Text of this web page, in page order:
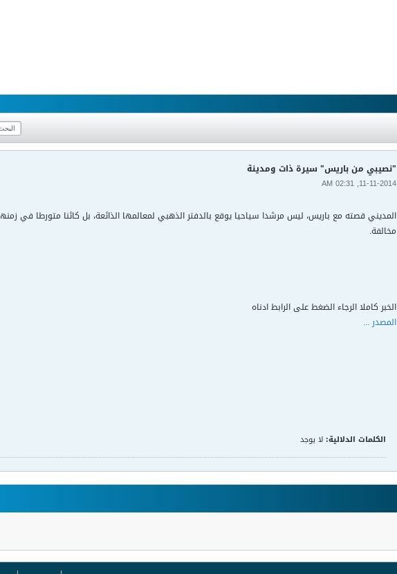
"نصيبي من باريس" سيرة ذات ومدينة
11-11-2014, 02:31 AM
المديني قصته مع باريس، ليس مرشدا سياحيا يوقع بالدفتر الذهبي لمعالمها الذائعة، بل كائنا متورطا في
مخالفة.
الخبر كاملا الرجاء الضغط على الرابط ادناه
المصدر ...
الكلمات الدلالية: لا يوجد